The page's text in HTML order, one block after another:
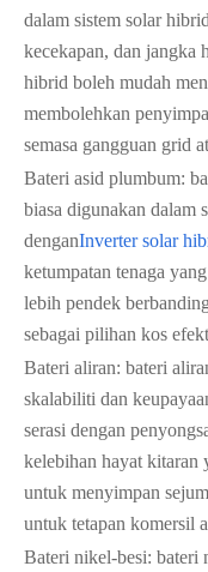
dalam sistem solar
kecekapan, dan jangka
hibrid boleh mudah
membolehkan
semasa gangguan grid
Bateri asid plumbum:
biasa digunakan dalam
denganInverter solar
ketumpatan tenaga
lebih pendek
sebagai pilihan kos
Bateri aliran: bateri
skalabiliti dan
serasi dengan
kelebihan hayat kitaran
untuk menyimpan
untuk tetapan komersil
Bateri nikel-besi: bateri